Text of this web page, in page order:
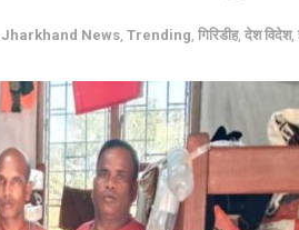
Jharkhand News, Trending, गिरिडीह, देश विदेश,